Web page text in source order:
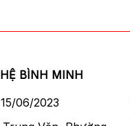
BÌNH MINH
06/2023